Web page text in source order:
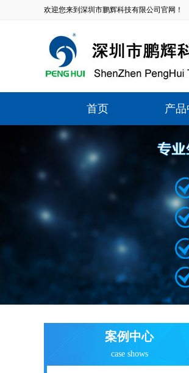
欢迎您来到深圳市鹏辉科技有限公司官网！
首页 产
案例中心
case shows